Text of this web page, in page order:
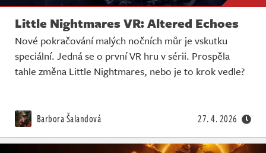
Little Nightmares VR: Altered Echoes
Nové pokračování malých nočních můr je vskutku
speciální. Jedná se o první VR hru v sérii. Prospěla
tahle změna Little Nightmares, nebo je to krok vedle?
Barbora Šalandová 27. 4. 2026